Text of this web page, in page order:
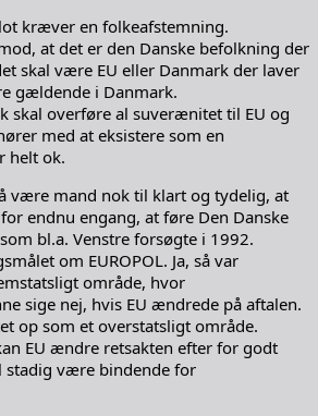
kræver en folkeafstemning.
at det er den Danske befolkning der
skal være EU eller Danmark der laver
gældende i Danmark.
skal overføre al suverænitet til EU og
med at eksistere som en
helt ok.
være mand nok til klart og tydelig, at
endnu engang, at føre Den Danske
bl.a. Venstre forsøgte i 1992.
om EUROPOL. Ja, så var
område, hvor
sige nej, hvis EU ændrede på aftalen.
op som et overstatsligt område.
EU ændre retsakten efter for godt
stadig være bindende for